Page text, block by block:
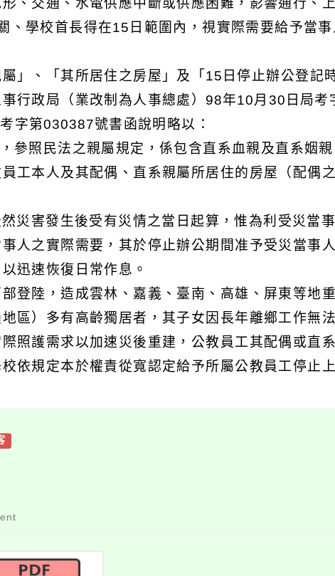
、學校首長得在15日範圍內，視實際需要給予當事
」、「其所居住之房屋」及「15日停止辦公登記
行政局（業改制為人事總處）98年10月30日局考
字第030387號書函說明略以：
參照民法之親屬規定，係包含直系血親及直系姻
工本人及其配偶、直系親屬所居住的房屋（配偶
災害發生後受有災情之當日起算，惟為利受災當
人之實際需要，其於停止辦公期間准予受災當事
迅速恢復日常作息。
登陸，造成雲林、嘉義、臺南、高雄、屏東等地
區）多有高齡獨居者，其子女因長年離鄉工作無
照護需求以加速災後重建，公教員工其配偶或直
依規定本於權責從寬認定給予所屬公教員工停止